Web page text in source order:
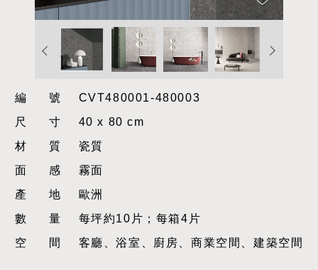
編號CVT480001-480003
尺寸40 x 80 cm
材質瓷質
面感霧面
產地歐洲
數量每坪約10片；每箱4片
空間客廳、浴室、廚房、商業空間、建築空間